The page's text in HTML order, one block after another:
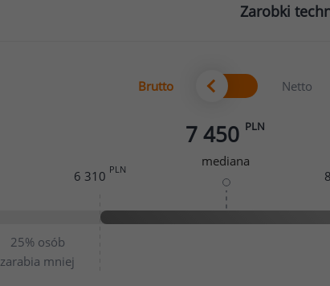
Zarobki
Brutto Netto
7 450 PLN
mediana
25% osób
zarabia mniej
6 310 PLN